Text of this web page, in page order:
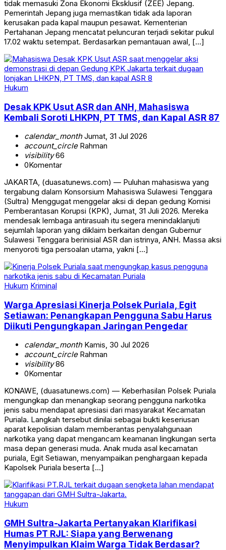
tidak memasuki Zona Ekonomi Eksklusif (ZEE) Jepang.
Pemerintah Jepang juga memastikan tidak ada laporan
kerusakan pada kapal maupun pesawat. Kementerian
Pertahanan Jepang mencatat peluncuran terjadi sekitar pukul
17.02 waktu setempat. Berdasarkan pemantauan awal, […]
Hukum
Desak KPK Usut ASR dan ANH, Mahasiswa
Kembali Soroti LHKPN, PT TMS, dan Kapal ASR 87
calendar_monthJumat, 31 Jul 2026
account_circleRahman
visibility66
0Komentar
JAKARTA, (duasatunews.com) — Puluhan mahasiswa yang
tergabung dalam Konsorsium Mahasiswa Sulawesi Tenggara
(Sultra) Menggugat menggelar aksi di depan gedung Komisi
Pemberantasan Korupsi (KPK), Jumat, 31 Juli 2026. Mereka
mendesak lembaga antirasuah itu segera menindaklanjuti
sejumlah laporan yang diklaim berkaitan dengan Gubernur
Sulawesi Tenggara berinisial ASR dan istrinya, ANH. Massa aksi
menyoroti tiga persoalan utama, yakni […]
Hukum Kriminal
Warga Apresiasi Kinerja Polsek Puriala, Egit
Setiawan: Penangkapan Pengguna Sabu Harus
Diikuti Pengungkapan Jaringan Pengedar
calendar_monthKamis, 30 Jul 2026
account_circleRahman
visibility86
0Komentar
KONAWE, (duasatunews.com) — Keberhasilan Polsek Puriala
mengungkap dan menangkap seorang pengguna narkotika
jenis sabu mendapat apresiasi dari masyarakat Kecamatan
Puriala. Langkah tersebut dinilai sebagai bukti keseriusan
aparat kepolisian dalam memberantas penyalahgunaan
narkotika yang dapat mengancam keamanan lingkungan serta
masa depan generasi muda. Anak muda asal kecamatan
puriala, Egit Setiawan, menyampaikan penghargaan kepada
Kapolsek Puriala beserta […]
Hukum
GMH Sultra-Jakarta Pertanyakan Klarifikasi
Humas PT RJL: Siapa yang Berwenang
Menyimpulkan Klaim Warga Tidak Berdasar?